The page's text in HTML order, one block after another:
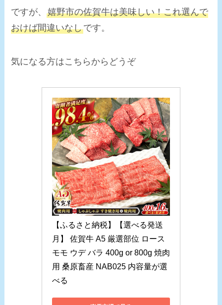
ですが、嬉野市の佐賀牛は美味しい！これ選んで
おけば間違いなしです。
気になる方はこちらからどうぞ
【ふるさと納税】【選べる発送
月】 佐賀牛 A5 厳選部位 ロース
モモ ウデ バラ 400g or 800g 焼肉
用 桑原畜産 NAB025 内容量が選
べる